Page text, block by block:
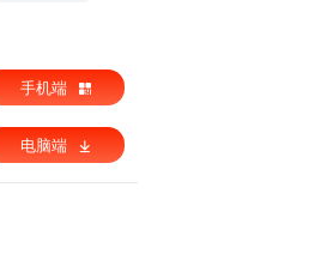
手机端
电脑端